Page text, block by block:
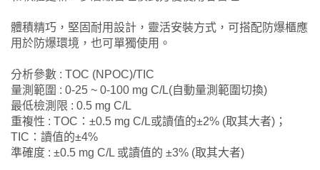
體積精巧，堅固耐用設計，靈活安裝方式，可搭配防爆櫃應
用於防爆環境，也可單獨使用。
分析參數 : TOC (NPOC)/TIC
量測範圍 : 0-25 ~ 0-100 mg C/L(自動量測範圍切換)
最低檢測限 : 0.5 mg C/L
重複性 : TOC：±0.5 mg C/L或讀值的±2% (取其大者)；
TIC：讀值的±4%
準確度 : ±0.5 mg C/L 或讀值的 ±3% (取其大者)